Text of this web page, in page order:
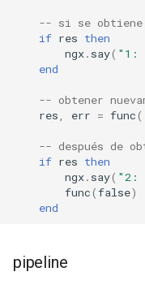
passenger
phantom-token
proxy-connect
-- si se
if res then
ngx. say( "1:
end
-- obtener
res
err = func
-- después de
if res then
ngx. say( "2:
func(false)
end
pipeline